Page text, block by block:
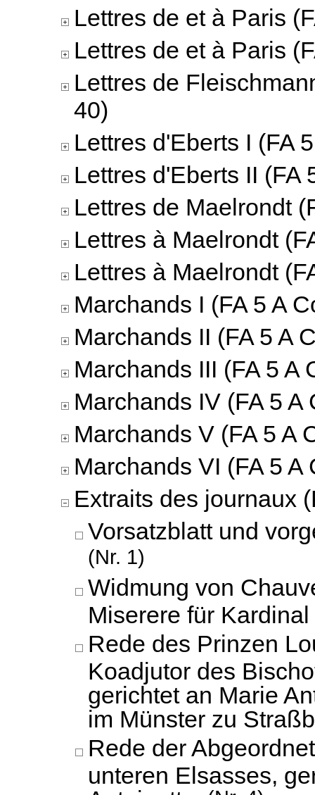
Lettres de et à Paris
Lettres de et à Paris
Lettres de
40)
Lettres d'Eberts I (FA
Lettres d'Eberts II (FA
Lettres de Maelrondt
Lettres à Maelrondt
Lettres à Maelrondt
Marchands I (FA 5 A
Marchands II (FA 5 A
Marchands III (FA 5 A
Marchands IV (FA 5 A
Marchands V (FA 5 A
Marchands VI (FA 5 A
Extraits des journaux
Vorsatzblatt und
(Nr. 1)
Widmung von
Miserere für Kardinal
Rede des Prinzen
Koadjutor des
gerichtet an Marie
im Münster zu
Rede der
unteren Elsasses,